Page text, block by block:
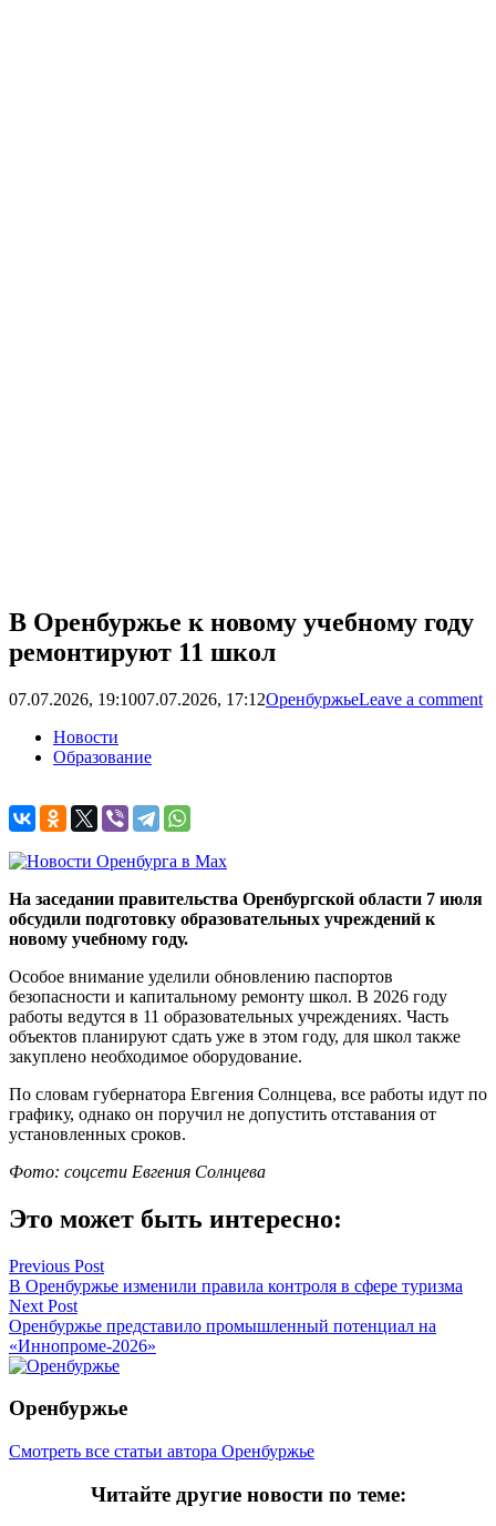
В Оренбуржье к новому учебному году
ремонтируют 11 школ
07.07.2026, 19:1007.07.2026, 17:12ОренбуржьеLeave a comment
Новости
Образование
На заседании правительства Оренбургской области 7 июля
обсудили подготовку образовательных учреждений к
новому учебному году.
Особое внимание уделили обновлению паспортов
безопасности и капитальному ремонту школ. В 2026 году
работы ведутся в 11 образовательных учреждениях. Часть
объектов планируют сдать уже в этом году, для школ также
закуплено необходимое оборудование.
По словам губернатора Евгения Солнцева, все работы идут по
графику, однако он поручил не допустить отставания от
установленных сроков.
Фото: соцсети Евгения Солнцева
Это может быть интересно:
Навигация
по
записям
Previous Post
В Оренбуржье изменили правила контроля в сфере туризма
Next Post
Оренбуржье представило промышленный потенциал на
«Иннопроме-2026»
Оренбуржье
Смотреть все статьи автора Оренбуржье
Читайте другие новости по теме: